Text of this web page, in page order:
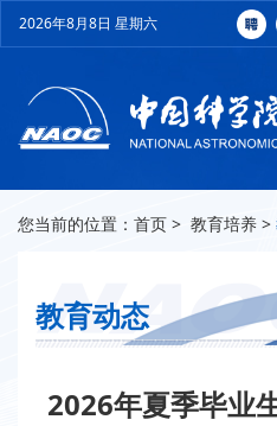
2026年8月8日 星期六
您当前的位置： 首页 > 教育培养 >
教育动态
2026年夏季毕业